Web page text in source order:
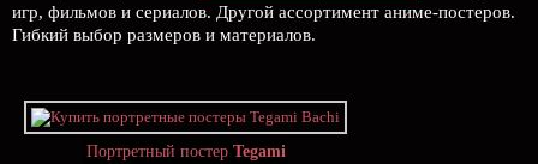
игр, фильмов и сериалов. Другой ассортимент аниме-постеров.
Гибкий выбор размеров и материалов.
Портретный постер Tegami